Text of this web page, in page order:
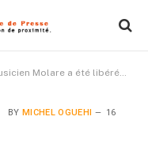
de détention au pôle pénitentiaire d’Abidjan, suite à un accident de la circulation ayant causé la mort d’une jeune dame
BY MICHEL OGUEHI 16